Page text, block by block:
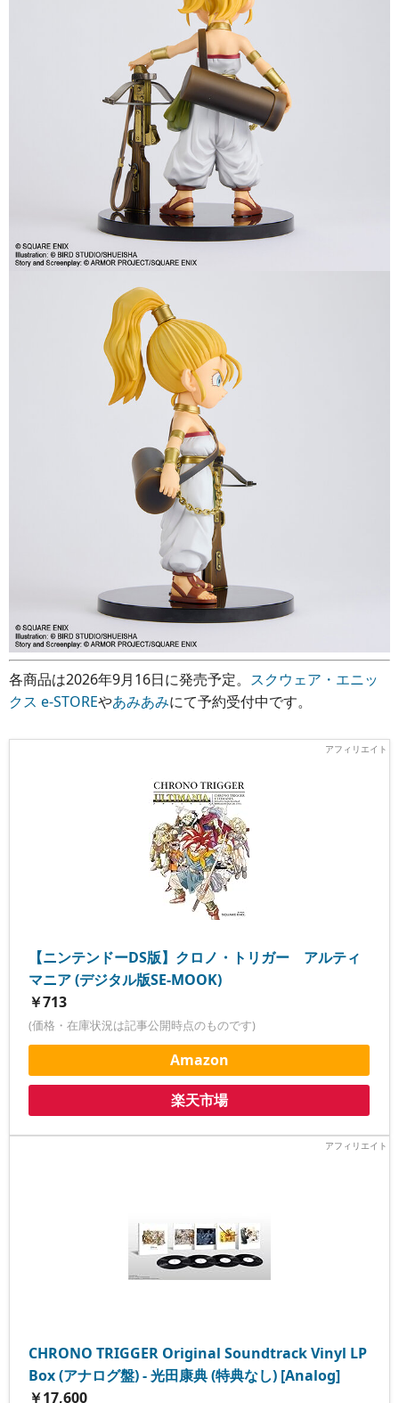
各商品は2026年9月16日に発売予定。 スクウェア・エニッ
クス e-STOREやあみあみにて予約受付中です。
【ニンテンドーDS版】クロノ・トリガー アルティ
マニア (デジタル版SE-MOOK)
￥713
(価格・在庫状況は記事公開時点のものです)
Amazon
楽天市場
CHRONO TRIGGER Original Soundtrack Vinyl LP
Box (アナログ盤) - 光田康典 (特典なし) [Analog]
￥17,600